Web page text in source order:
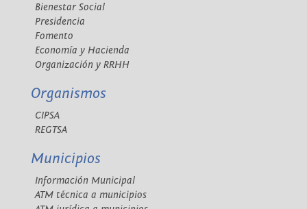
Bienestar Social
Presidencia
Fomento
Economía y Hacienda
Organización y RRHH
Organismos
CIPSA
REGTSA
Municipios
Información Municipal
ATM técnica a municipios